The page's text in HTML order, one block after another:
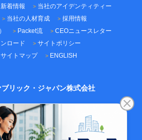
新着情報
当社のアイデンティティー
当社の人材育成
採用情報
Packet流
CEOニュースレター
ロード
サイトポリシー
サイトマップ ENGLISH
リック・ジャパン株式会社
〒101-0045
千代田区神田鍛冶町3-3-12
田鍛冶町千歳ビル7F
03-5209-2222（代表）